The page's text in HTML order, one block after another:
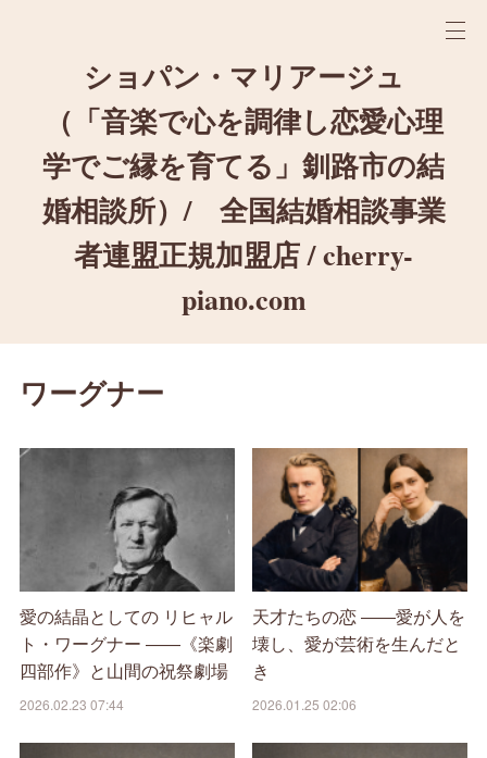
ショパン・マリアージュ
（「音楽で心を調律し恋愛心理
学でご縁を育てる」釧路市の結
婚相談所）/ 全国結婚相談事業
者連盟正規加盟店 / cherry-
piano.com
ワーグナー
愛の結晶としての リヒャル
ト・ワーグナー ――《楽劇
四部作》と山間の祝祭劇場
2026.02.23 07:44
天才たちの恋 ――愛が人を
壊し、愛が芸術を生んだと
き
2026.01.25 02:06